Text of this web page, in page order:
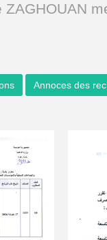
ZAGHOUAN
Annoces des